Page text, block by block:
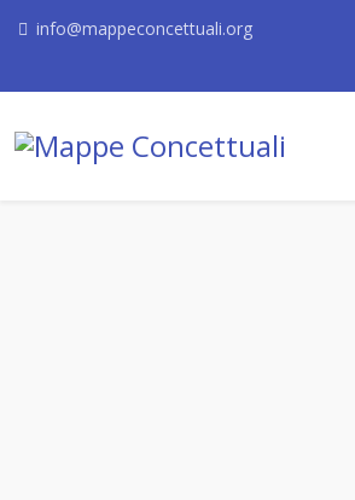
info@mappeconcettuali.org